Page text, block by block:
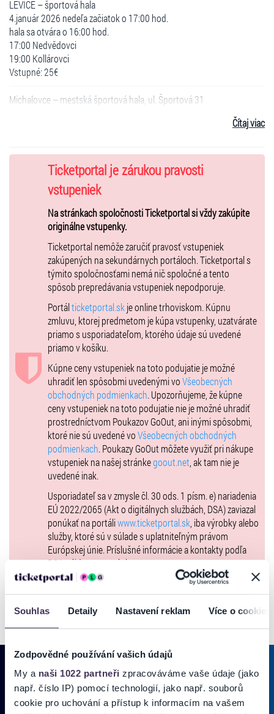
Souhlas Detaily Nastavení reklam Více o cookies
Zodpovědné používání vašich údajů
My a naši 1022 partneři zpracováváme vaše údaje (jako
např. číslo IP) pomocí technologií, jako např. souborů
cookie pro uchování a přístup k informacím na vašem
LEVICE – športová hala
4.január 2026 nedeľa začiatok o 17:00 hod.
hala sa otvára o 16:00 hod.
17:00 Nedvědovci
19:00 Kollárovci
Vstupné: 25€
Michalovce – mestská športová hala, ul. Športová 31
19:30 Kollárovci
Vstupné: 25€
Bardejov – športová hala
10. január 2026 - sobota začiatok o 17:00 hod.
hala sa otvára o 16:00 hod.
17:00 Nedvědovci
19:00 Kollárovci
Vstupné: 25€
Poprad – Poprad aréna
11. január 2026 nedeľa začiatok o 17:00 hod.
hala sa otvára o 16:00 hod.
17:00 Nedvědovci
19:00 Kollárovci
Vstupné: 25€
Čítaj viac
Ticketportal je zárukou pravosti
vstupeniek
Na stránkach spoločnosti Ticketportal si vždy zakúpite
originálne vstupenky.
Ticketportal nemôže zaručiť pravosť vstupeniek
zakúpených na sekundárnych portáloch. Ticketportal s
týmito spoločnosťami nemá nič spoločné a tento
spôsob prepredávania vstupeniek nepodporuje.
Portálticketportal.sk je online trhoviskom. Kúpnu
zmluvu, ktorej predmetom je kúpa vstupenky, uzatvárate
priamo s usporiadateľom, ktorého údaje sú uvedené
priamo v košíku.
Kúpne ceny vstupeniek na toto podujatie je možné
uhradiť len spôsobmi uvedenými voVšeobecných
obchodných podmienkach. Upozorňujeme, že kúpne
ceny vstupeniek na toto podujatie nie je možné uhradiť
prostredníctvom Poukazov GoOut, ani inými spôsobmi,
ktoré nie sú uvedené voVšeobecných obchodných
podmienkach. Poukazy GoOut môžete využiť pri nákupe
vstupeniek na našej stránkegoout.net , ak tam nie je
uvedené inak.
Usporiadateľ sa v zmysle čl. 30 ods. 1 písm. e) nariadenia
EÚ 2022/2065 (Akt o digitálnych službách, DSA) zaviazal
ponúkať na portáliwww.ticketportal.sk , iba výrobky alebo
služby, ktoré sú v súlade s uplatniteľným právom
Európskej únie. Príslušné informácie a kontakty podľa
DSA nájdete na stránketu.
PRIHLÁSIŤ SA KODBERU NOVINIEK